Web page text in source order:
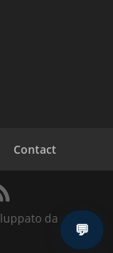
Contact
da
💬